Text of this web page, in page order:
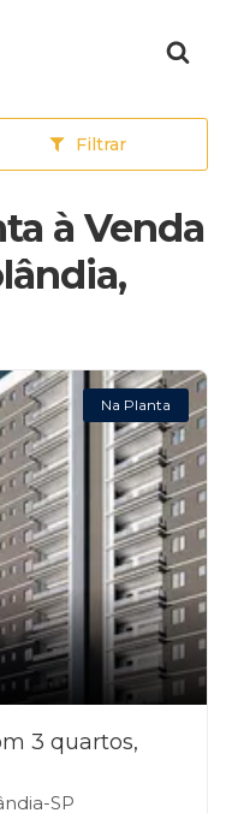
Filtrar
à Venda
Na Planta
3 quartos,
SP